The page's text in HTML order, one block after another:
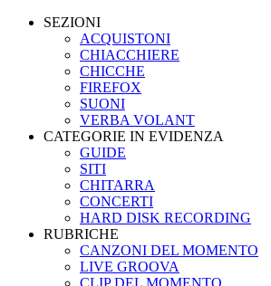
SEZIONI
ACQUISTONI
CHIACCHIERE
CHICCHE
FIREFOX
SUONI
VERBA VOLANT
CATEGORIE IN EVIDENZA
GUIDE
SITI
CHITARRA
CONCERTI
HARD DISK RECORDING
RUBRICHE
CANZONI DEL MOMENTO
LIVE GROOVA
CLIP DEL MOMENTO